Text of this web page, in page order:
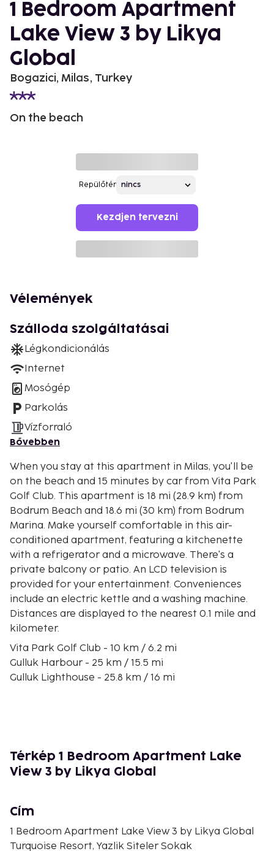
1 Bedroom Apartment
Lake View 3 by Likya
Global
Bogazici, Milas, Turkey
On the beach
Repülőtér
Kezdjen tervezni
Vélemények
Szálloda szolgáltatásai
Légkondicionálás
Internet
Mosógép
Parkolás
Vízforraló
Bővebben
When you stay at this apartment in Milas, you'll be
on the beach and 15 minutes by car from Vita Park
Golf Club. This apartment is 18 mi (28.9 km) from
Bodrum Beach and 18.6 mi (30 km) from Bodrum
Marina. Make yourself comfortable in this air-
conditioned apartment, featuring a kitchenette
with a refrigerator and a microwave. There's a
private balcony or patio. An LCD television is
provided for your entertainment. Conveniences
include an electric kettle and a washing machine.
Distances are displayed to the nearest 0.1 mile and
kilometer.
Vita Park Golf Club - 10 km / 6.2 mi
Gulluk Harbour - 25 km / 15.5 mi
Gulluk Lighthouse - 25.8 km / 16 mi
Zeki Muren Arts Museum - 29.3 km / 18.2 mi
Bodrum Maritime Museum - 29.4 km / 18.3 mi
Bodrum Bar Street - 29.4 km / 18.3 mi
Kumbahçe Plajı - 29.5 km / 18.3 mi
Bodrum Castle - 29.5 km / 18.3 mi
Bodrum Ferry Terminal - 29.7 km / 18.5 mi
Térkép 1 Bedroom Apartment Lake
View 3 by Likya Global
Cím
1 Bedroom Apartment Lake View 3 by Likya Global
Turquoise Resort, Yazlik Siteler Sokak